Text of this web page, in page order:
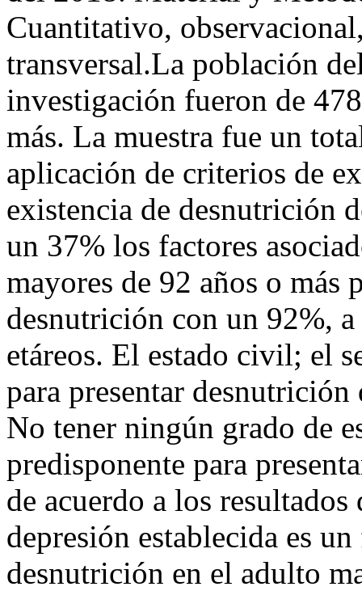
Cuantitativo,
transversal.La población
investigación fueron de
más. La muestra fue un
aplicación de criterios de
existencia de desnutrición
un 37% los factores
mayores de 92 años o más
desnutrición con un 92%,
etáreos. El estado civil; el
para presentar
No tener ningún grado de
predisponente para
de acuerdo a los
depresión establecida es
desnutrición en el adulto